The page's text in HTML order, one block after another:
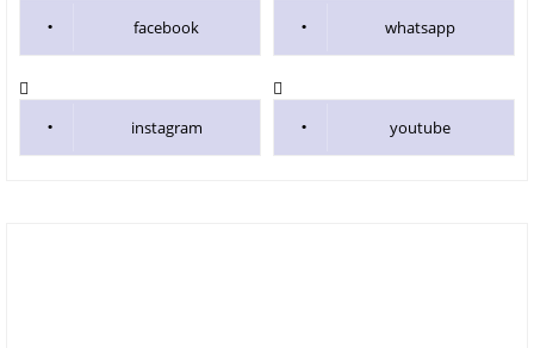
facebook whatsapp
instagram youtube